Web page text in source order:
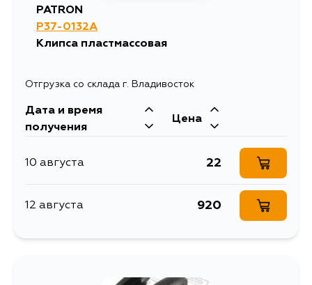
20 августа
PATRON
P37-0132A
Клипса пластмассовая
Отгрузка со склада г. Владивосток
Дата и время
получения
Цена
10 августа 22
12 августа 920